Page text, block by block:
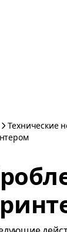
Технические